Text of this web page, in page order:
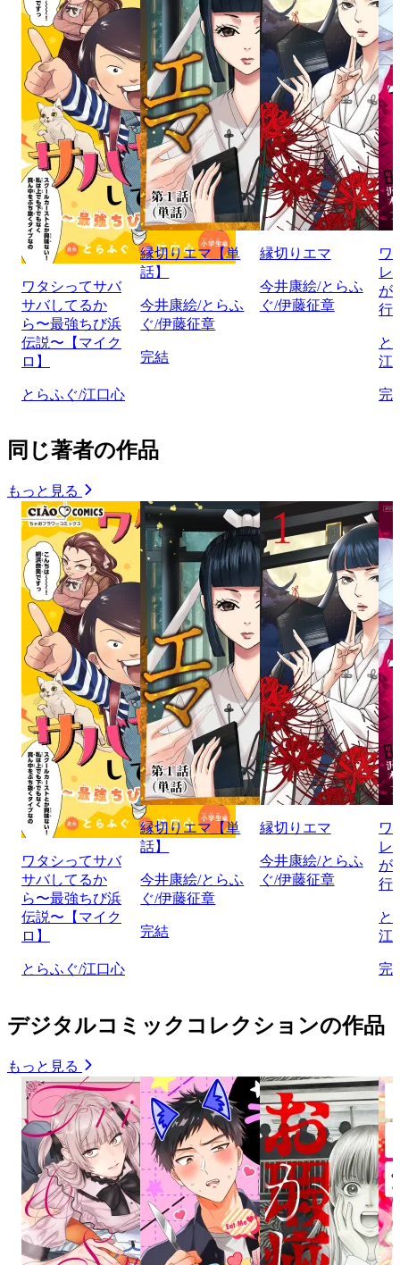
ワタシってサバ
サバしてるか
ら〜最強ちび浜
伝説〜【マイク
ロ】
とらふぐ/江口心
縁切りエマ【単
話】
今井康絵/とらふ
ぐ/伊藤征章
完結
縁切りエマ
今井康絵/とらふ
ぐ/伊藤征章
ワ
レ
が
行
と
江
完
同じ著者の作品
もっと見る
ワタシってサバ
サバしてるか
ら〜最強ちび浜
伝説〜【マイク
ロ】
とらふぐ/江口心
縁切りエマ【単
話】
今井康絵/とらふ
ぐ/伊藤征章
完結
縁切りエマ
今井康絵/とらふ
ぐ/伊藤征章
ワ
レ
が
行
と
江
完
デジタルコミックコレクションの作品
もっと見る